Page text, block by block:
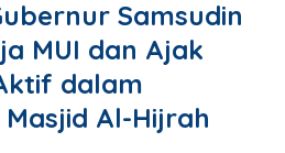
Samsudin
MUI dan Ajak
dalam
Al-Hijrah